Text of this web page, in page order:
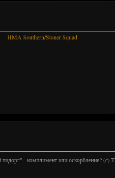
HMA Southern/Stoner Squad
- комплимент или оскорбление? (с)